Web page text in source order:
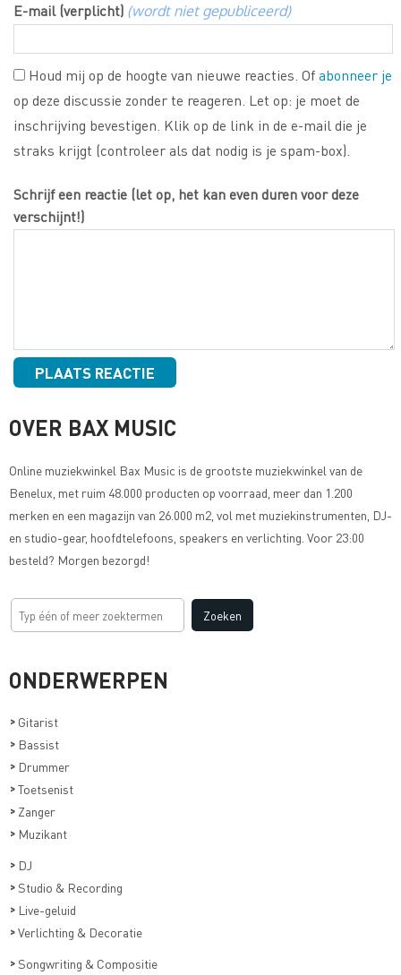
E-mail (verplicht) (wordt niet gepubliceerd)
Houd mij op de hoogte van nieuwe reacties. Ofabonneer je
op deze discussie zonder te reageren. Let op: je moet de
inschrijving bevestigen. Klik op de link in de e-mail die je
straks krijgt (controleer als dat nodig is je spam-box).
Schrijf een reactie (let op, het kan even duren voor deze
verschijnt!)
OVER BAX MUSIC
Online muziekwinkel Bax Music is de grootste muziekwinkel van de
Benelux, met ruim 48.000 producten op voorraad, meer dan 1.200
merken en een magazijn van 26.000 m2, vol met muziekinstrumenten, DJ-
en studio-gear, hoofdtelefoons, speakers en verlichting. Voor 23:00
besteld? Morgen bezorgd!
ONDERWERPEN
> Gitarist
> Bassist
> Drummer
>Toetsenist
> Zanger
> Muzikant
> DJ
> Studio & Recording
> Live-geluid
>Verlichting & Decoratie
> Songwriting & Compositie